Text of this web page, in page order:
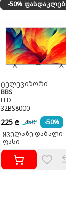
-50% ფასდაკლება
ტელევიზორი
BBS
LED
32BS8000
225 ₾ 450
-50%
ყველაზე დაბალი
ფასი